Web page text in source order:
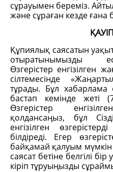
сұрауымен береміз.
және сұраған кезде ғана
Құпиялық саясатын
отыратынымызды
Өзгерістер енгізілген
сілтемесінде
тұрады. Бұл хабарлама
бастап кемінде жеті
Өзгерістер
қолдансаңыз, бұл
енгізілген
білдіреді. Егер
байқамай қалуым
саясат бетіне белгілі
кіріп тұруыңызды